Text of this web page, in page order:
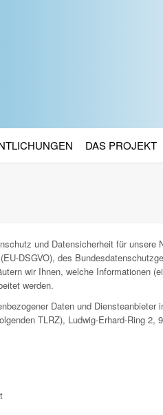
DAS PROJEKT
und Datensicherheit für
DSGVO), des
wir Ihnen, welche Informationen
werden.
Daten und
TLRZ), Ludwig-Erhard-Ring 2,